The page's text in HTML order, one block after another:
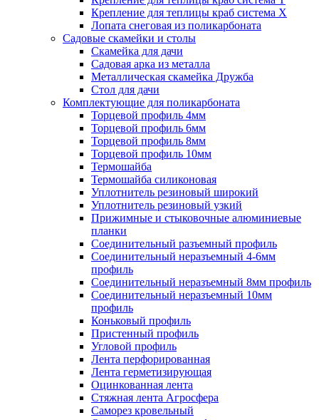
Крепление для теплицы краб система Х
Лопата снеговая из поликарбоната
Садовые скамейки и столы
Скамейка для дачи
Садовая арка из металла
Металлическая скамейка Дружба
Стол для дачи
Комплектующие для поликарбоната
Торцевой профиль 4мм
Торцевой профиль 6мм
Торцевой профиль 8мм
Торцевой профиль 10мм
Термошайба
Термошайба силиконовая
Уплотнитель резиновый широкий
Уплотнитель резиновый узкий
Прижимные и стыковочные алюминиевые
планки
Соединительный разъемный профиль
Соединительный неразъемный 4-6мм
профиль
Соединительный неразъемный 8мм профиль
Соединительный неразъемный 10мм
профиль
Коньковый профиль
Пристенный профиль
Угловой профиль
Лента перфорированная
Лента герметизирующая
Оцинкованная лента
Стяжная лента Агросфера
Саморез кровельный